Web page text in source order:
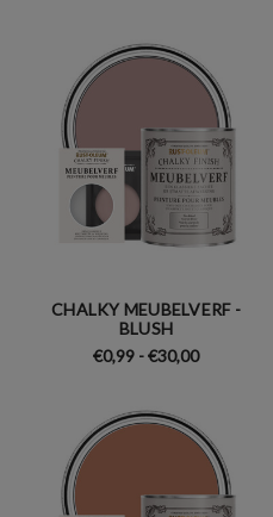
CHALKY MEUBELVERF -
BLUSH
€0,99 - €30,00